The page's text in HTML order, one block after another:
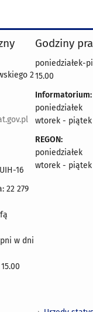
2
16
22 279
w dni
Godziny
poniedziałek-
15.00
Informatorium:
poniedziałek
wtorek - piątek
REGON:
poniedziałek
wtorek - piątek